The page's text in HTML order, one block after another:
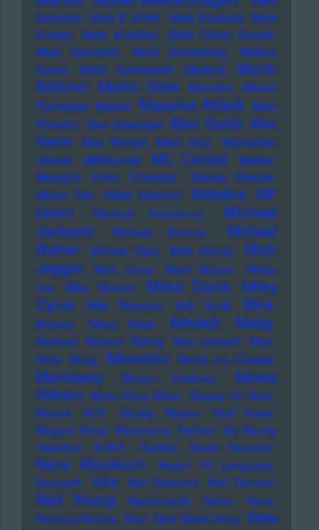
Benecke Mark E Smith Mark Ernestus Mark
Forster
Mark Knopfler
Mark Oliver Everett
Mark Saunders
Mark Zuckerberg
Markus
Kavka
Marlo Grosshardt Marteria
Martin
Böttcher Martin Gore Marusha
Marvin
Rainwater Massiv Massive Attack Mavi
Phoenix Max Giesinger Max Goldt Max
Herre
Max Romeo Maxi Jazz
Maximilian
Hecker
MBSounds MC Conrad
Meese
Melody's Echo Chamber
Mense Reents
Mesut Özil
Metal Hammer Metallica MF
Doom
Michael Hutchence
Michael
Jackson
Michael Kemner
Michael
Rother
Michael Stipe Mick Harvey
Mick
Jagger
Mick Jones Micki Meuser
Midge
Ure
Mike Skinner Miles Davis
Miley
Cyrus
Mille Petrozza Milli Vanilli Mine
Ministry Missy Elliott Mittekill Moby
Moderat Modern Talking Moe Jacksch
Mois
Mola
Moog Moonriivr Moritz von Oswald
Morrissey Morton Feldman
Moses
Pelham
Motor Boys Motor
Mouse On Mars
Mozart
MTV Muddy Waters
Muff Potter
Muppet Show
Münchener Freiheit
My Bloody
Valentine
N.W.A. Naddel Nadin Deventer
Nana Mouskouri
Nation Of Language
Nazareth
NDW Neil Diamond Neil Tennant
Neil Young Nekromantix Nemo
Nena
Nervous Norvus Neu! New Model Army New